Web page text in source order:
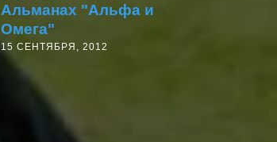
Альманах "Альфа и
Омега"
15 СЕНТЯБРЯ, 2012